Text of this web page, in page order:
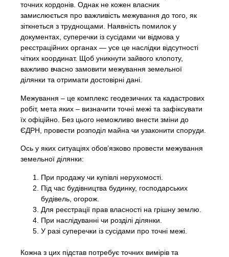
точних кордонів. Однак не кожен власник
замислюється про важливість межування до того, як
зіткнеться з труднощами. Наявність помилок у
документах, суперечки із сусідами чи відмова у
реєстраційних органах — усе це наслідки відсутності
чітких координат. Щоб уникнути зайвого клопоту,
важливо вчасно замовити межування земельної
ділянки та отримати достовірні дані.
Межування – це комплекс геодезичних та кадастрових
робіт, мета яких – визначити точні межі та зафіксувати
їх офіційно. Без цього неможливо внести зміни до
ЄДРН, провести розподіл майна чи узаконити споруди.
Ось у яких ситуаціях обов’язково провести межування
земельної ділянки:
При продажу чи купівлі нерухомості.
Під час будівництва будинку, господарських
будівель, огорож.
Для реєстрації прав власності на грішну землю.
При наслідуванні чи розділі ділянки.
У разі суперечки із сусідами про точні межі.
Кожна з цих підстав потребує точних вимірів та